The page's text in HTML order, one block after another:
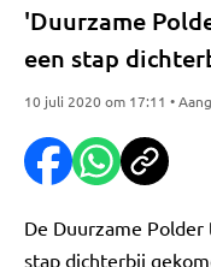
'Duurzame
een stap
10 juli 2020 om 17:11 •
De Duurzame Polder
stap dichterbij